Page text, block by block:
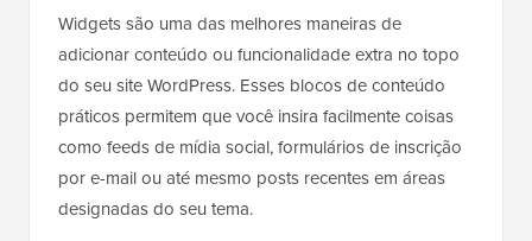
Widgets são uma das melhores maneiras de
adicionar conteúdo ou funcionalidade extra no topo
do seu site WordPress. Esses blocos de conteúdo
práticos permitem que você insira facilmente coisas
como feeds de mídia social, formulários de inscrição
por e-mail ou até mesmo posts recentes em áreas
designadas do seu tema.